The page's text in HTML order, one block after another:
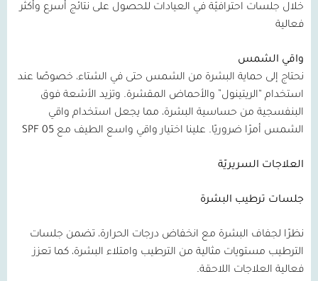
خلال جلسات احترافيّة في العيادات للحصول على نتائج أسرع وأكثر
فعالية
واقي الشمس
نحتاج إلى حماية البشرة من الشمس حتى في الشتاء، خصوصًا عند
استخدام “الريتينول” والأحماض المقشرة. وتزيد الأشعة فوق
البنفسجية من حساسية البشرة، مما يجعل استخدام واقي
الشمس أمرًا ضروريًا. علينا اختيار واقي واسع الطيف مع 05 SPF
العلاجات السريريّة
جلسات ترطيب البشرة
نظرًا لجفاف البشرة مع انخفاض درجات الحرارة، تضمن جلسات
الترطيب مستويات مثالية من الترطيب وامتلاء البشرة، كما تعزز
فعالية العلاجات اللاحقة.